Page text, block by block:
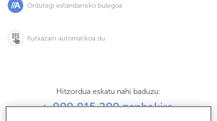
Ordutegi estandarreko bulegoa
Kutxazain automatikoa du
Hitzordua eskatu nahi baduzu:
900 815 200 zenbakira